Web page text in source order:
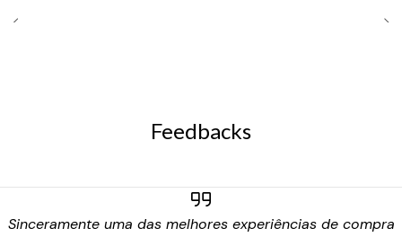
Feedbacks
Sinceramente uma das melhores experiências de compra